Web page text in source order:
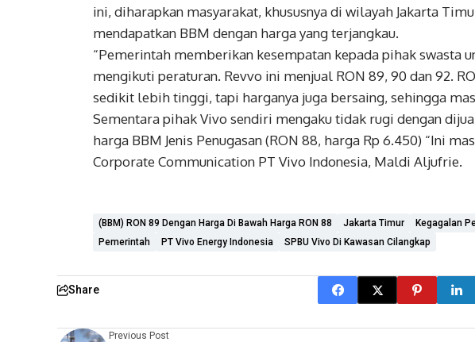
ini, diharapkan masyarakat, khususnya di wilayah Jakarta
mendapatkan BBM dengan harga yang terjangkau.
“Pemerintah memberikan kesempatan kepada pihak swasta
mengikuti peraturan. Revvo ini menjual RON 89, 90 dan 92.
sedikit lebih tinggi, tapi harganya juga bersaing, sehingga
Sementara pihak Vivo sendiri mengaku tidak rugi dengan
harga BBM Jenis Penugasan (RON 88, harga Rp 6.450) “Ini
Corporate Communication PT Vivo Indonesia, Maldi Aljufrie.
(BBM) RON 89 Dengan Harga Di Bawah Harga RON 88 Jakarta Timur Kegagalan
Pemerintah
PT Vivo Energy Indonesia SPBU Vivo Di Kawasan Cilangkap
Share
Previous Post